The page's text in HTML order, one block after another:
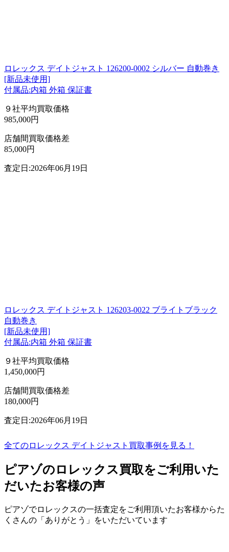
ロレックス デイトジャスト 126200-0002 シルバー 自動巻き
[新品未使用]
付属品:内箱 外箱 保証書
９社平均買取価格
985,000円
店舗間買取価格差
85,000円
査定日:2026年06月19日
ロレックス デイトジャスト 126203-0022 ブライトブラック
自動巻き
[新品未使用]
付属品:内箱 外箱 保証書
９社平均買取価格
1,450,000円
店舗間買取価格差
180,000円
査定日:2026年06月19日
全てのロレックス デイトジャスト買取事例を見る！
ピアゾのロレックス買取をご利用いた
だいたお客様の声
ピアゾでロレックスの一括査定をご利用頂いたお客様からた
くさんの「ありがとう」をいただいています